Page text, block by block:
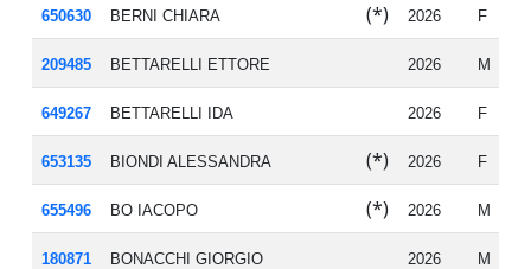
650630 BERNI CHIARA (*) 2026 F
209485 BETTARELLI ETTORE 2026 M
649267 BETTARELLI IDA 2026 F
653135 BIONDI ALESSANDRA (*) 2026 F
655496 BO IACOPO (*) 2026 M
180871 BONACCHI GIORGIO 2026 M